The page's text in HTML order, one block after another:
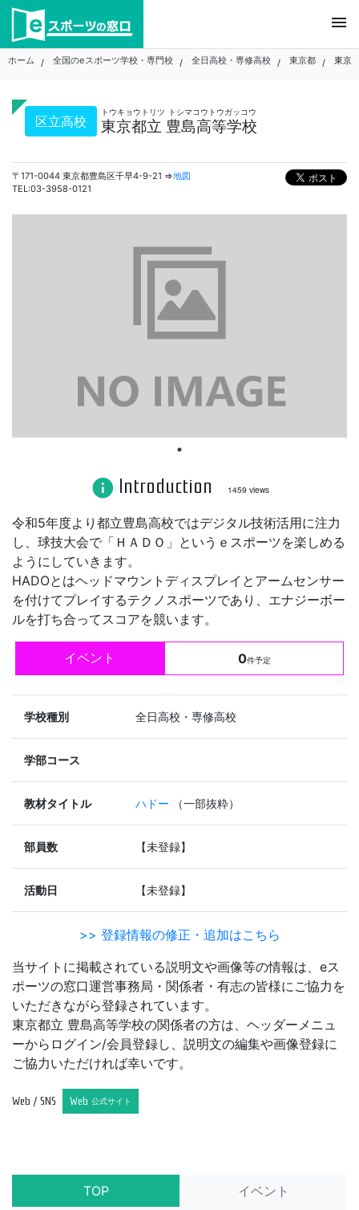
Skip
content
menu
ホーム 全国のeスポーツ学校・専門校 全日高校・専修高校 東京都 東京
区立高校 東京都立 豊島高等学校
トウキョウトリツ トシマコウトウガッコウ
〒171-0044 東京都豊島区千早4-9-21 ⇒地図
TEL:03-3958-0121
info Introduction 1459 views
令和5年度より都立豊島高校ではデジタル技術活用に注力
し、球技大会で「ＨＡＤＯ」というｅスポーツを楽しめる
ようにしていきます。
HADOとはヘッドマウントディスプレイとアームセンサー
を付けてプレイするテクノスポーツであり、エナジーボー
ルを打ち合ってスコアを競います。
イベント 0件予定
学校種別 全日高校・専修高校
学部コース
教材タイトル ハドー （一部抜粋）
部員数 【未登録】
活動日 【未登録】
>> 登録情報の修正・追加はこちら
当サイトに掲載されている説明文や画像等の情報は、eス
ポーツの窓口運営事務局・関係者・有志の皆様にご協力を
いただきながら登録されています。
東京都立 豊島高等学校の関係者の方は、ヘッダーメニュ
ーからログイン/会員登録し、説明文の編集や画像登録に
ご協力いただければ幸いです。
Web / SNS Web 公式サイト
TOP
イベント